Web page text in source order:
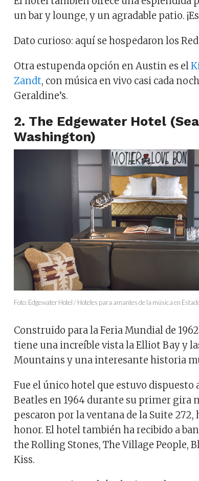
un bar y lounge, y un agradable patio.
Dato curioso: aquí se hospedaron los
Otra estupenda opción en Austin es el
Zandt, con música en vivo casi cada
Geraldine’s.
2. The Edgewater Hotel
Washington)
Foto: Edgewater Hotel / Hoteles para amantes de la música en
Construido para la Feria Mundial de
tiene una increíble vista la Elliot Bay y
Mountains y una interesante historia
Fue el único hotel que estuvo dispuesto
Beatles en 1964 durante su primer gira
pescaron por la ventana de la Suite 272,
honor. El hotel también ha recibido a
the Rolling Stones, The Village People,
Kiss.